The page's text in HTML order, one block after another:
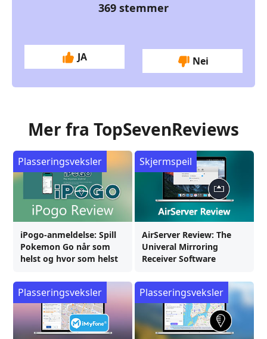
369 stemmer
JA Nei
Mer fra TopSevenReviews
iPogo-anmeldelse: Spill
Pokemon Go når som
helst og hvor som helst
Plasseringsveksler
AirServer Review: The
Univeral Mirroring
Receiver Software
Skjermspeil
Plasseringsveksler Plasseringsveksler